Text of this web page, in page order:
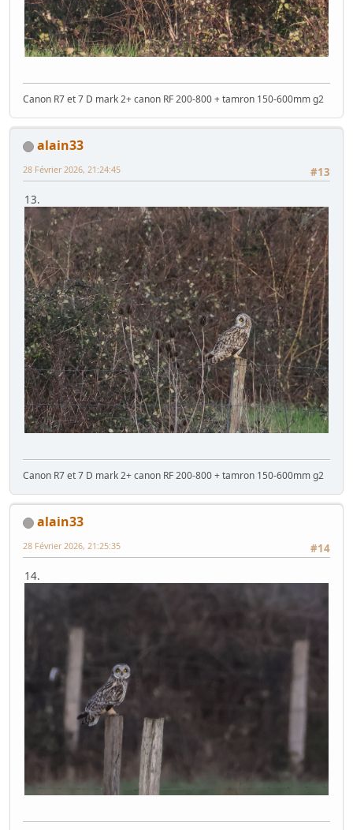
Canon R7 et 7 D mark 2+ canon RF 200-800 + tamron 150-600mm g2
alain33
#13
28 Février 2026, 21:24:45
13.
Canon R7 et 7 D mark 2+ canon RF 200-800 + tamron 150-600mm g2
alain33
#14
28 Février 2026, 21:25:35
14.